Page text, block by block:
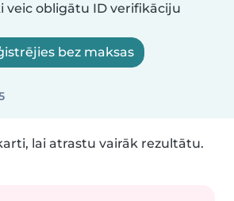
veic obligātu ID verifikāciju
bez maksas
lai atrastu vairāk rezultātu.